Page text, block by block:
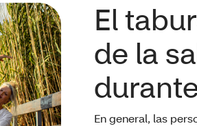
El
de la
En general, las